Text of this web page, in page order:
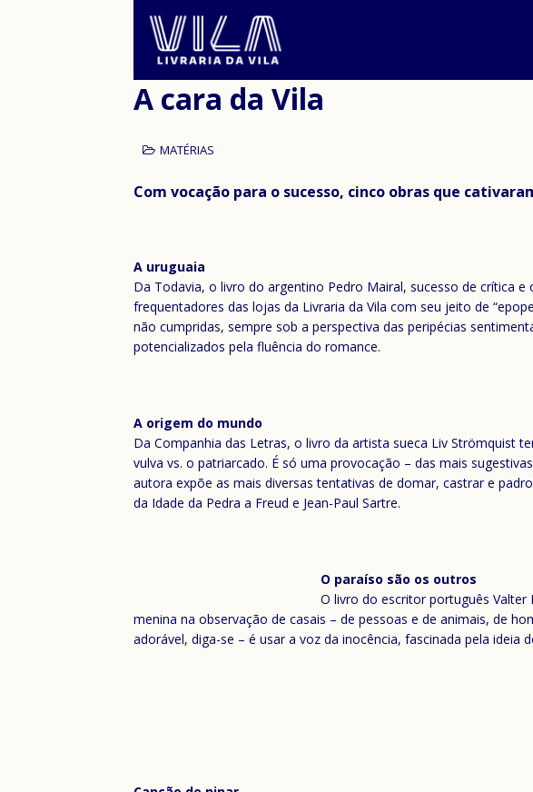
A cara da Vila
MATÉRIAS
Com vocação para o sucesso, cinco obras que
A uruguaia
Da Todavia, o livro do argentino Pedro Mairal, sucesso de crítica
frequentadores das lojas da Livraria da Vila com seu jeito de
não cumpridas, sempre sob a perspectiva das peripécias
potencializados pela fluência do romance.
A origem do mundo
Da Companhia das Letras, o livro da artista sueca Liv Strömquist
vulva vs. o patriarcado. É só uma provocação – das mais
autora expõe as mais diversas tentativas de domar, castrar e
da Idade da Pedra a Freud e Jean-Paul Sartre.
O paraíso são os outros
O livro do escritor português
menina na observação de casais – de pessoas e de animais, de
adorável, diga-se – é usar a voz da inocência, fascinada pela